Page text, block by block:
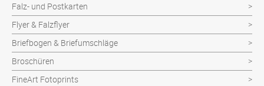
Falz- und Postkarten
Flyer & Falzflyer
Briefbogen & Briefumschläge
Broschüren
FineArt Fotoprints